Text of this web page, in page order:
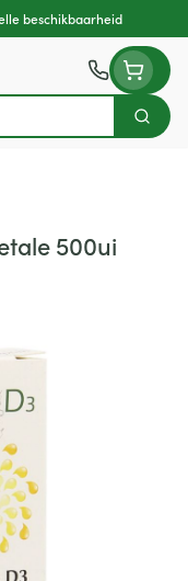
beschikbaarheid
Zoek
500ui